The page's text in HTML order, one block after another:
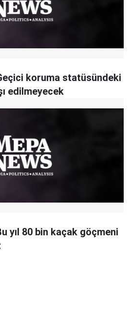
koruma statüsündeki
edilmeyecek
yıl 80 bin kaçak göçmeni